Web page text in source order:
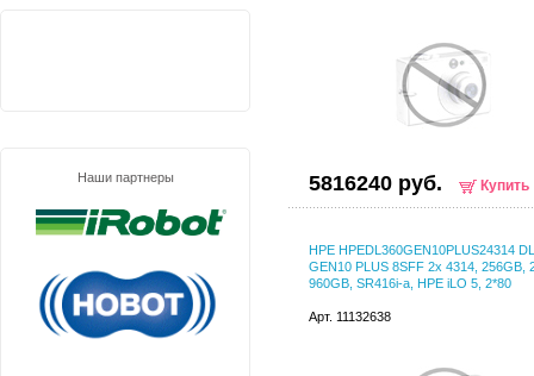
5816240 руб. Купить
HPE HPEDL360GEN10PLUS24314
GEN10 PLUS 8SFF 2х 4314, 256GB,
960GB, SR416i-a, HPE iLO 5, 2*80
Арт. 11132638
Наши партнеры